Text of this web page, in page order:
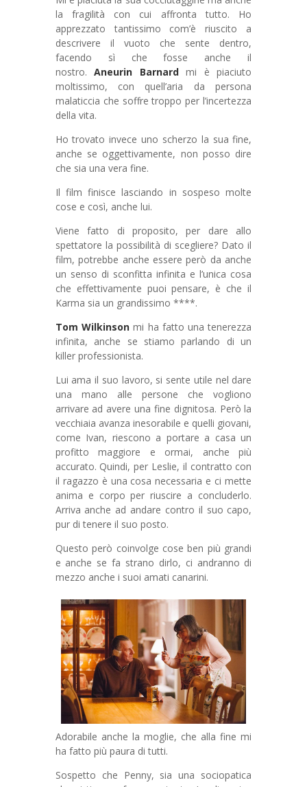
la fragilità con cui affronta tutto. Ho
apprezzato tantissimo com’è riuscito a
descrivere il vuoto che sente dentro,
facendo sì che fosse anche il
nostro.Aneurin Barnardmi è piaciuto
moltissimo, con quell’aria da persona
malaticcia che soffre troppo per l’incertezza
della vita.
Ho trovato invece uno scherzo la sua fine,
anche se oggettivamente, non posso dire
che sia una vera fine.
Il film finisce lasciando in sospeso molte
cose e così, anche lui.
Viene fatto di proposito, per dare allo
spettatore la possibilità di scegliere? Dato il
film, potrebbe anche essere però da anche
un senso di sconfitta infinita e l’unica cosa
che effettivamente puoi pensare, è che il
Karma sia un grandissimo ****.
Tom Wilkinsonmi ha fatto una tenerezza
infinita, anche se stiamo parlando di un
killer professionista.
Lui ama il suo lavoro, si sente utile nel dare
una mano alle persone che vogliono
arrivare ad avere una fine dignitosa. Però la
vecchiaia avanza inesorabile e quelli giovani,
come Ivan, riescono a portare a casa un
profitto maggiore e ormai, anche più
accurato. Quindi, per Leslie, il contratto con
il ragazzo è una cosa necessaria e ci mette
anima e corpo per riuscire a concluderlo.
Arriva anche ad andare contro il suo capo,
pur di tenere il suo posto.
Questo però coinvolge cose ben più grandi
e anche se fa strano dirlo, ci andranno di
mezzo anche i suoi amati canarini.
Adorabile anche la moglie, che alla fine mi
ha fatto più paura di tutti.
Sospetto che Penny, sia una sociopatica